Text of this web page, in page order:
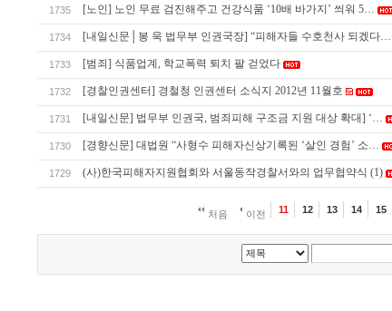
1735 [노인] 노인 무료 검진해주고 건강식품 ‘10배 바가지’ 씌워 5…
1734 [내일신문│봉 욱 법무부 인권국장] “피해자들 수호천사 되겠다…
1733 [범죄] 식품업계, 학교폭력 퇴치 팔 걷었다
1732 [경찰인권센터] 경철청 인권센터 소식지 2012년 11월호
1731 [내일신문] 법무부 인권국, 범죄피해 구조금 지원 대상 확대] ‘…
1730 [경향신문] 대법원 “사형수 피해자신상기록된 ‘살인 경험’ 소…
1729 (사)한국피해자지원협회와 서울동작경찰서와의 업무협약식 (1)
처음 이전 11 12 13 14 15